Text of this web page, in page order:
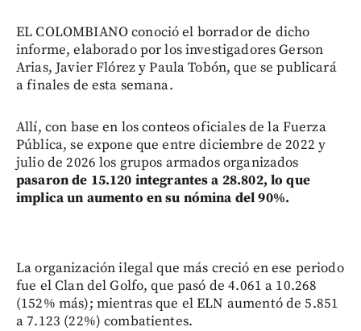
EL COLOMBIANO conoció el borrador de dicho
informe, elaborado por los investigadores Gerson
Arias, Javier Flórez y Paula Tobón, que se publicará
a finales de esta semana.
Allí, con base en los conteos oficiales de la Fuerza
Pública, se expone que entre diciembre de 2022 y
julio de 2026 los grupos armados organizados
pasaron de 15.120 integrantes a 28.802, lo que
implica un aumento en su nómina del 90%.
La organización ilegal que más creció en ese periodo
fue el Clan del Golfo, que pasó de 4.061 a 10.268
(152% más); mientras que el ELN aumentó de 5.851
a 7.123 (22%) combatientes.